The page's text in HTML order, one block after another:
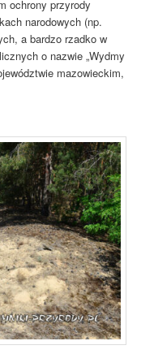
ochrony przyrody
narodowych (np.
a bardzo rzadko w
o nazwie „Wydmy
mazowieckim,